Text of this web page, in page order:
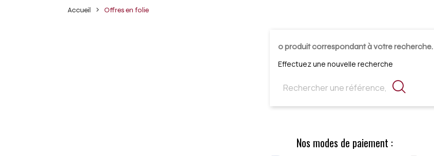
Accueil Offres en folie
0 produit correspondant à votre recherche.
Effectuez une nouvelle recherche
Nos modes de paiement :